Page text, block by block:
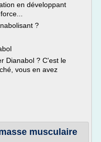
en développant
?
Dianabol ? C'est le
vous en avez
musculaire